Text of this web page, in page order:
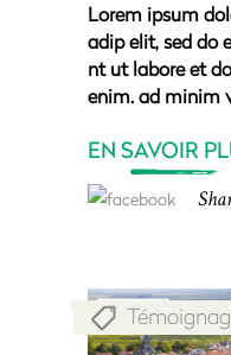
Lorem ipsum
adip elit, sed do
nt ut labore et
enim. ad minim
EN SAVOIR